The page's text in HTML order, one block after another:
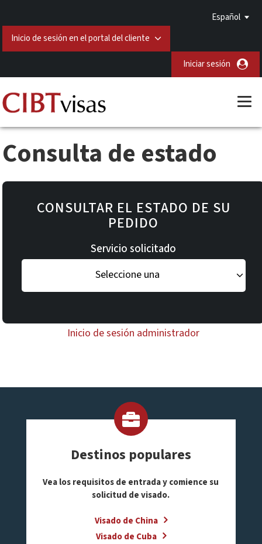
Español
Inicio de sesión en el portal del cliente
Iniciar sesión
Consulta de estado
CONSULTAR EL ESTADO DE SU
PEDIDO
Servicio solicitado
Seleccione una
Inicio de sesión administrador
Destinos populares
Vea los requisitos de entrada y comience su
solicitud de visado.
Visado de China
Visado de Cuba